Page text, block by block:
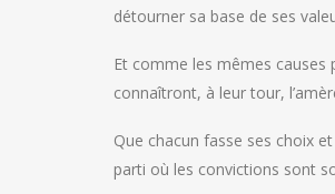
détourner sa base de ses
Et comme les mêmes causes
connaîtront, à leur tour,
Que chacun fasse ses choix
parti où les convictions sont